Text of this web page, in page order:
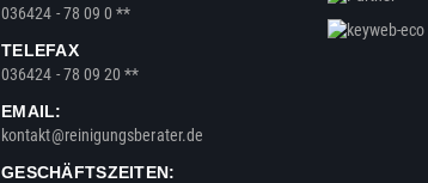
036424 - 78 09 0 **
TELEFAX
036424 - 78 09 20 **
EMAIL:
kontakt@reinigungsberater.de
GESCHÄFTSZEITEN: